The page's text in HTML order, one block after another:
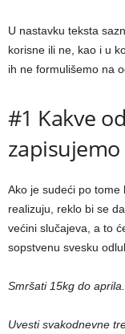
U nastavku teksta
korisne ili ne, kao i u
ih ne formulišemo na
#1 Kakve
Ako je sudeći po tome
realizuju, reklo bi se
većini slučajeva, a to
sopstvenu svesku
Smršati 15kg do aprila.
Uvesti svakodnevne